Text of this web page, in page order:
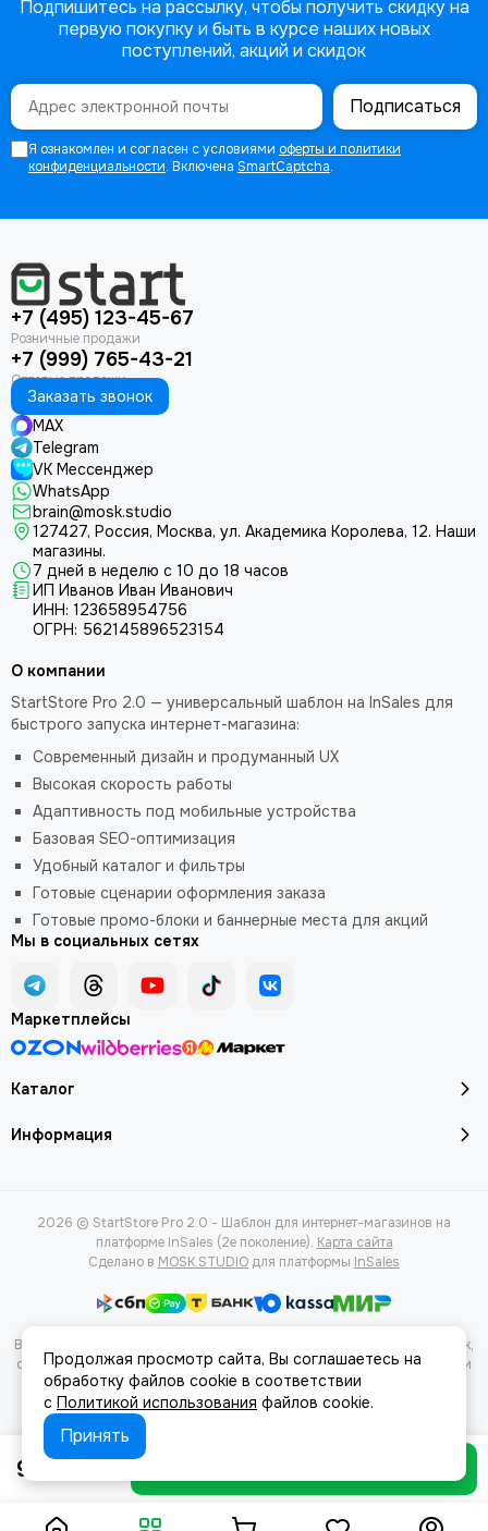
92 ₽
Подпишитесь на рассылку, чтобы получить скидку на
первую покупку и быть в курсе наших новых
поступлений, акций и скидок
Подписаться
Я ознакомлен и согласен с условиями оферты и политики
конфиденциальности. Включена SmartCaptcha.
+7 (495) 123-45-67
+7 (999) 765-43-21
Заказать звонок
MAX
Telegram
VK Мессенджер
WhatsApp
brain@mosk.studio
127427, Россия, Москва, ул. Академика Королева, 12. Наши
магазины.
7 дней в неделю с 10 до 18 часов
ИП Иванов Иван Иванович
ИНН: 123658954756
ОГРН: 562145896523154
Каталог
Информация
О компании
StartStore Pro 2.0 — универсальный шаблон на InSales для
быстрого запуска интернет-магазина:
Современный дизайн и продуманный UX
Высокая скорость работы
Адаптивность под мобильные устройства
Базовая SEO-оптимизация
Удобный каталог и фильтры
Готовые сценарии оформления заказа
Готовые промо-блоки и баннерные места для акций
Мы в социальных сетях
Маркетплейсы
2026 © StartStore Pro 2.0 - Шаблон для интернет-магазинов на
платформе InSales (2е поколение). Карта сайта
Сделано в MOSK.STUDIO для платформы InSales
Вся представленная на сайте информация, касающаяся характеристик,
стоимости товаров и услуг, носит информационный характер и ни при
каких условиях не является публичной офертой, определяемой
положениями Статьи 437(2) Гражданского кодекса РФ.
Продолжая просмотр сайта, Вы соглашаетесь на
обработку файлов cookie в соответствии
с Политикой использования файлов cookie.
Принять